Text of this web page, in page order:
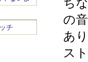
チ
ち
の
あ
ス